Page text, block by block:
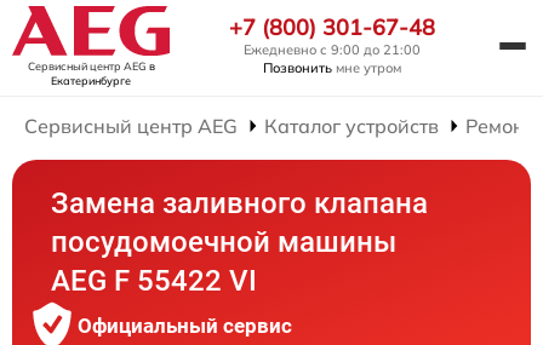
Сервисный центр AEG в
Екатеринбурге
+7 (800) 301-67-48
Ежедневно с 9:00 до 21:00
Позвонить мне утром
Сервисный центр AEG Каталог устройств Ремонт
Замена заливного клапана
посудомоечной машины
AEG F 55422 VI
Официальный сервис